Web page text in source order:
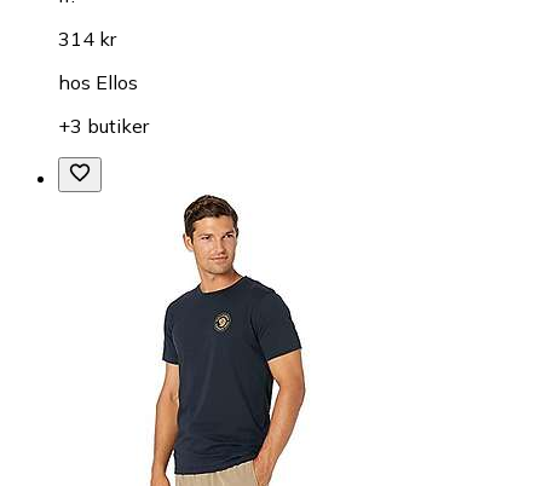
314 kr
hos Ellos
+3 butiker